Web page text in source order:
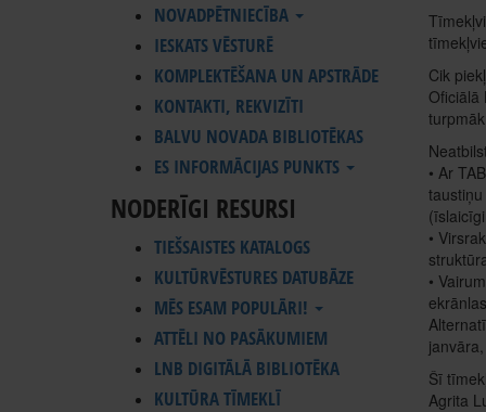
NOVADPĒTNIECĪBA
IESKATS VĒSTURĒ
KOMPLEKTĒŠANA UN APSTRĀDE
KONTAKTI, REKVIZĪTI
BALVU NOVADA BIBLIOTĒKAS
ES INFORMĀCIJAS PUNKTS
NODERĪGI RESURSI
TIEŠSAISTES KATALOGS
KULTŪRVĒSTURES DATUBĀZE
MĒS ESAM POPULĀRI!
ATTĒLI NO PASĀKUMIEM
LNB DIGITĀLĀ BIBLIOTĒKA
KULTŪRA TĪMEKLĪ
Cik
Oficiālā
• Ar
•
•
Šī
Agrita